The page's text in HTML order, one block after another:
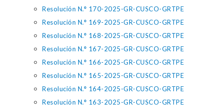
Resolución N.° 170-2025-GR-CUSCO-GRTPE
Resolución N.° 169-2025-GR-CUSCO-GRTPE
Resolución N.° 168-2025-GR-CUSCO-GRTPE
Resolución N.° 167-2025-GR-CUSCO-GRTPE
Resolución N.° 166-2025-GR-CUSCO-GRTPE
Resolución N.° 165-2025-GR-CUSCO-GRTPE
Resolución N.° 164-2025-GR-CUSCO-GRTPE
Resolución N.° 163-2025-GR-CUSCO-GRTPE